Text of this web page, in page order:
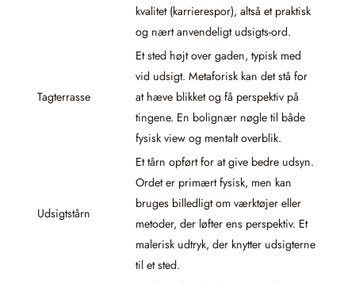
kvalitet (karrierespor), altså et praktisk
og nært anvendeligt udsigts-ord.
Tagterrasse
Et sted højt over gaden, typisk med
vid udsigt. Metaforisk kan det stå for
at hæve blikket og få perspektiv på
tingene. En bolignær nøgle til både
fysisk view og mentalt overblik.
Udsigtstårn
Et tårn opført for at give bedre udsyn.
Ordet er primært fysisk, men kan
bruges billedligt om værktøjer eller
metoder, der løfter ens perspektiv. Et
malerisk udtryk, der knytter udsigterne
til et sted.